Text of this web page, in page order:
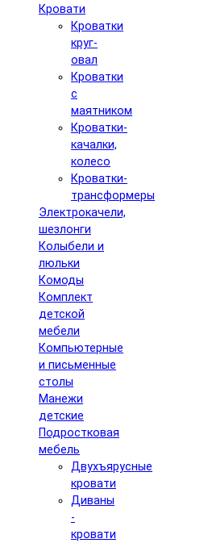
Кровати
Кроватки
круг-
овал
Кроватки
с
маятником
Кроватки-
качалки,
колесо
Кроватки-
трансформеры
Электрокачели,
шезлонги
Колыбели и
люльки
Комоды
Комплект
детской
мебели
Компьютерные
и письменные
столы
Манежи
детские
Подростковая
мебель
Двухъярусные
кровати
Диваны
-
кровати